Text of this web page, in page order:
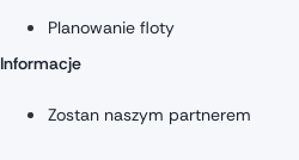
Planowanie floty
Informacje
Zostan naszym partnerem